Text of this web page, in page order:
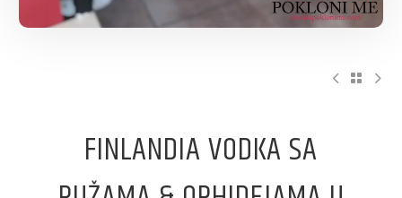
FINLANDIA VODKA SA